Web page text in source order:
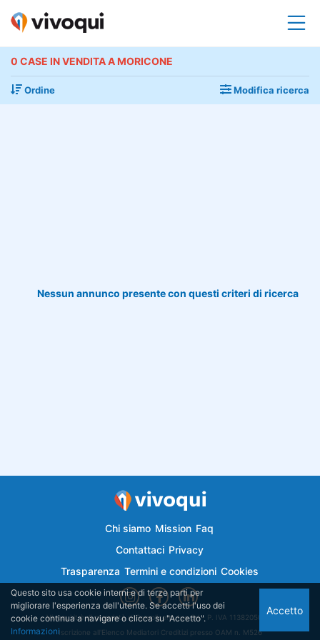
0 CASE IN VENDITA A MORICONE
Ordine Modifica ricerca
Nessun annunco presente con questi criteri di ricerca
Chi siamo Mission Faq
Contattaci Privacy
Trasparenza Termini e condizioni Cookies
Vivoqui.it è di proprietà di Semplicemutuo Srl - P. IVA 11382050018
Iscrizione all'Elenco Mediatori Creditizi presso OAM n. M526
Questo sito usa cookie interni e di terze parti per
migliorare l'esperienza dell'utente. Se accetti l'uso dei
cookie continua a navigare o clicca su "Accetto".
Informazioni
Accetto